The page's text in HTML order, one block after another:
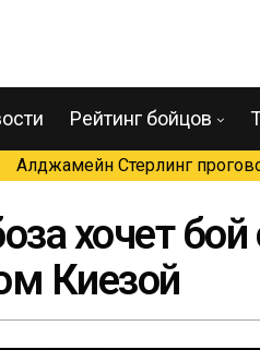
Рейтинг бойцов
Алджамейн Стерлинг
хочет
Киезой